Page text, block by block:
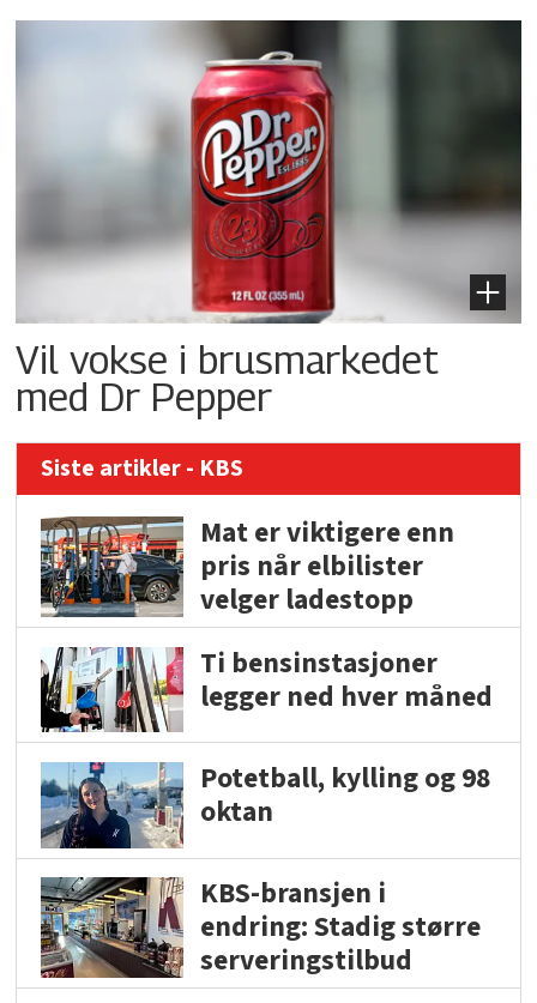
Vil vokse i brusmarkedet
med Dr Pepper
Siste artikler - KBS
Mat er viktigere enn
pris når elbilister
velger ladestopp
Ti bensinstasjoner
legger ned hver måned
Potetball, kylling og 98
oktan
KBS-bransjen i
endring: Stadig større
serveringstilbud